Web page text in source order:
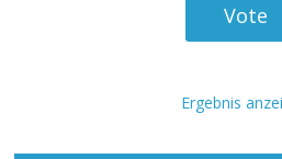
Ergebnis